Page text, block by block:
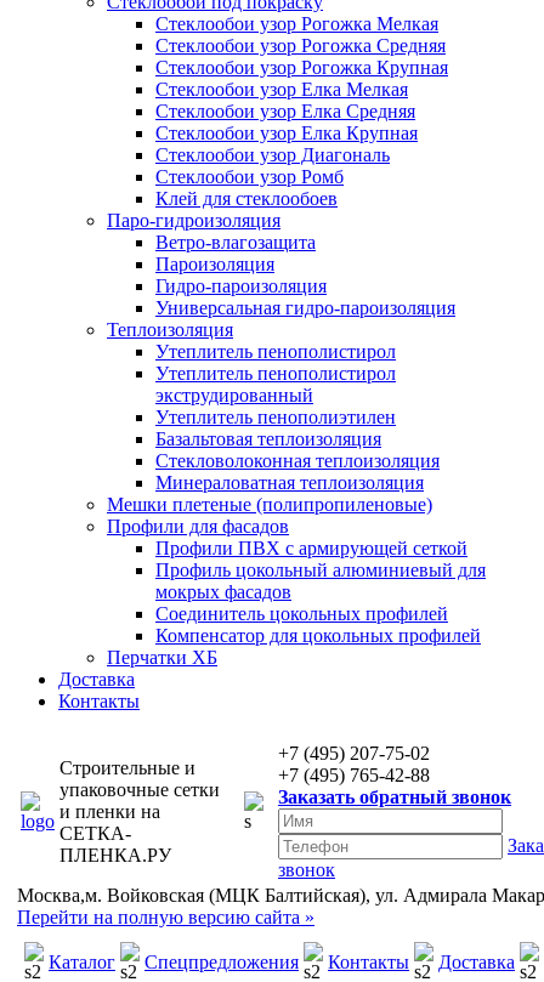
Стеклообои узор Рогожка Мелкая
Стеклообои узор Рогожка Средняя
Стеклообои узор Рогожка Крупная
Стеклообои узор Елка Мелкая
Стеклообои узор Елка Средняя
Стеклообои узор Елка Крупная
Стеклообои узор Диагональ
Стеклообои узор Ромб
Клей для стеклообоев
Паро-гидроизоляция
Ветро-влагозащита
Пароизоляция
Гидро-пароизоляция
Универсальная гидро-пароизоляция
Теплоизоляция
Утеплитель пенополистирол
Утеплитель пенополистирол
экструдированный
Утеплитель пенополиэтилен
Базальтовая теплоизоляция
Стекловолоконная теплоизоляция
Минераловатная теплоизоляция
Мешки плетеные (полипропиленовые)
Профили для фасадов
Профили ПВХ с армирующей сеткой
Профиль цокольный алюминиевый для
мокрых фасадов
Соединитель цокольных профилей
Компенсатор для цокольных профилей
Перчатки ХБ
Доставка
Контакты
Строительные и
упаковочные сетки
и пленки на
СЕТКА-
ПЛЕНКА.РУ
+7 (495) 207-75-02
+7 (495) 765-42-88
Заказать обратный звонок
звонок
Москва,м. Войковская (МЦК Балтийская), ул. Адмирала
Перейти на полную версию сайта »
Каталог Спецпредложения Контакты Доставка